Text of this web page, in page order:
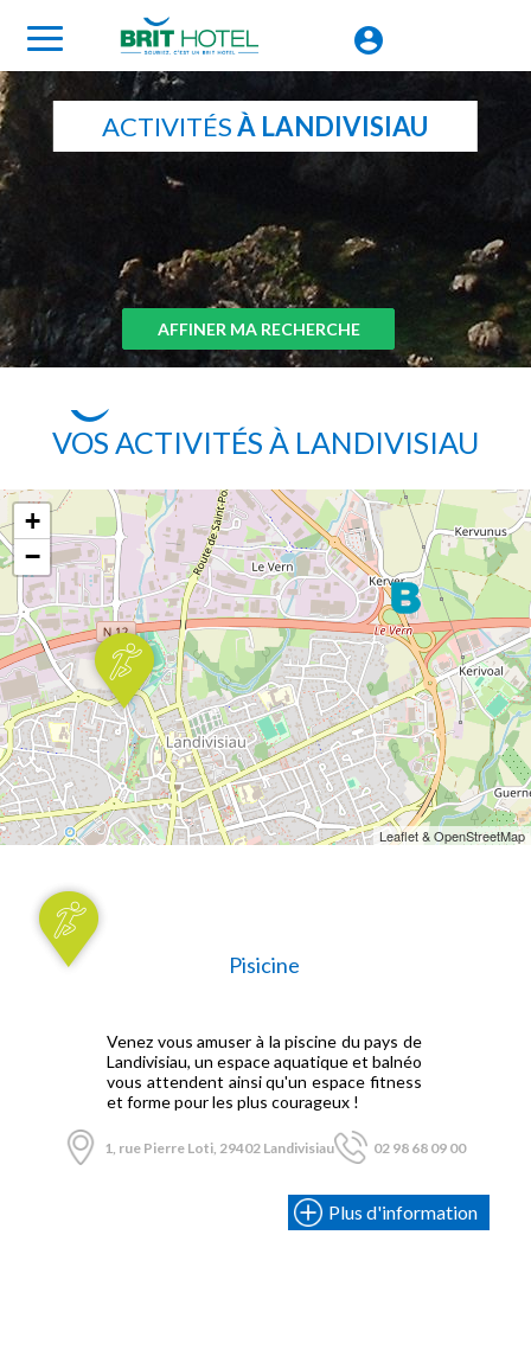
ACTIVITÉSÀ LANDIVISIAU
AFFINER MA RECHERCHE
VOS ACTIVITÉS À LANDIVISIAU
+
−
Leaflet & OpenStreetMap
Pisicine
Venez vous amuser à la piscine du pays de
Landivisiau, un espace aquatique et balnéo
vous attendent ainsi qu'un espace fitness
et forme pour les plus courageux !
1, rue Pierre Loti, 29402 Landivisiau 02 98 68 09 00
Plus d'information